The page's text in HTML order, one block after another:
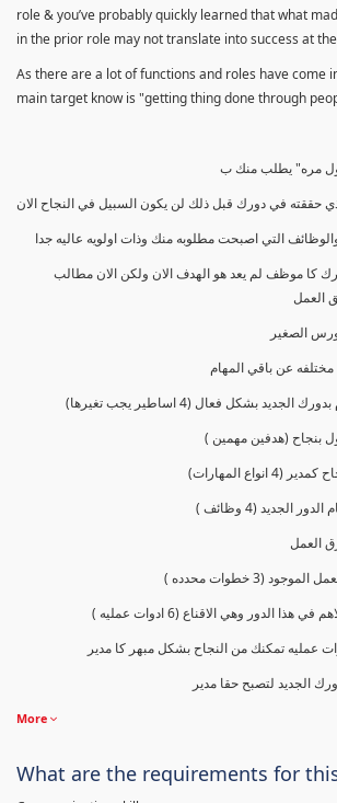
role & you’ve probably quickly learned that what
in the prior role may not translate into success at
As there are a lot of functions and roles have come
main target know is "getting thing done through
مره" يطلب منك ب
حققته في دورك قبل ذلك لن يكون السبيل في النجاح الان
التي اصبحت مطلوبه منك وذات اولويه عاليه جدا
كا موظف لم يعد هو الهدف الان ولكن الان مطالب
العمل
الصغير
عمليه تمكنك من النجاح بشكل مبهر كا مدير
الجديد لتصبح حقا مدير
More
What are the requirements for